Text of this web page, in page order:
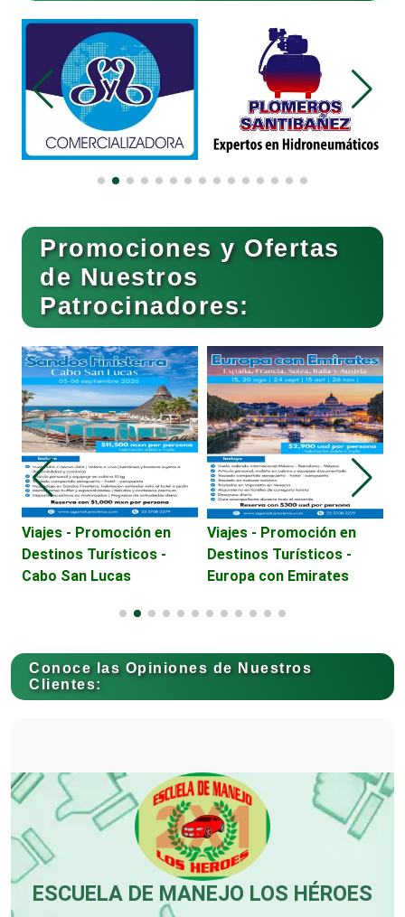
Combustibles y Lubricantes
Compresores de aire
Computadoras
Conferencias Empresariales
Construcciones en General
Contadores
Control de Plagas
Conversiones Automotrices
Cortinas, Persianas y Alfombras
Cristalerías
Cromadoras
Promociones y Ofertas
de Nuestros
Patrocinadores:
Viajes - Promoción en
Destinos Turísticos -
Cabo San Lucas
Viajes - Promoción en
Destinos Turísticos -
Europa con Emirates
Conoce las Opiniones de Nuestros
Clientes:
ESCUELA DE MANEJO LOS HÉROES